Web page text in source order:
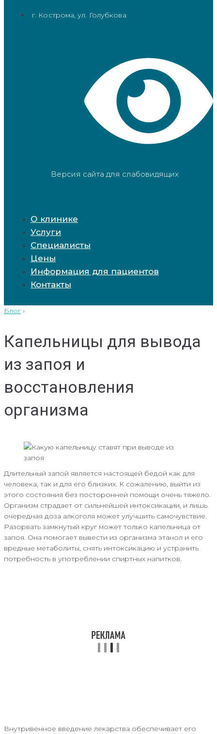
г. Кострома, ул. Голубкова
Версия сайта для слабовидящих
О клинике
Услуги
Специалисты
Цены
Информация для пациентов
Контакты
Блог ›
Капельницы для вывода
из запоя и
восстановления
организма
Длительный запой является настоящей бедой как для
человека, так и для его близких. К сожалению, выйти из
этого состояния без посторонней помощи очень тяжело.
Организм страдает от сильнейшей интоксикации, и лишь
очередная доза алкоголя может улучшить самочувствие.
Разорвать замкнутый круг может только капельница от
запоя. Она помогает вывести из организма этанол и его
вредные метаболиты, снять интоксикацию и устранить
потребность в употреблении спиртных напитков.
Внутривенное введение лекарства обеспечивает его